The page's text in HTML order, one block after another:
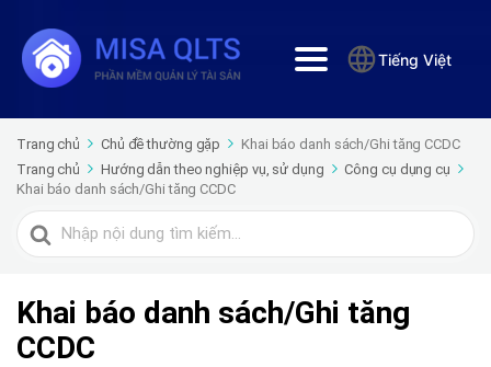
Tiếng Việt
Trang chủ Chủ đề thường gặp
Khai báo danh sách/Ghi tăng CCDC
Trang chủ
Hướng dẫn theo nghiệp vụ, sử dụng
Công cụ dụng cụ
Khai báo danh sách/Ghi tăng CCDC
Tìm
kiếm
Khai báo danh sách/Ghi tăng
CCDC